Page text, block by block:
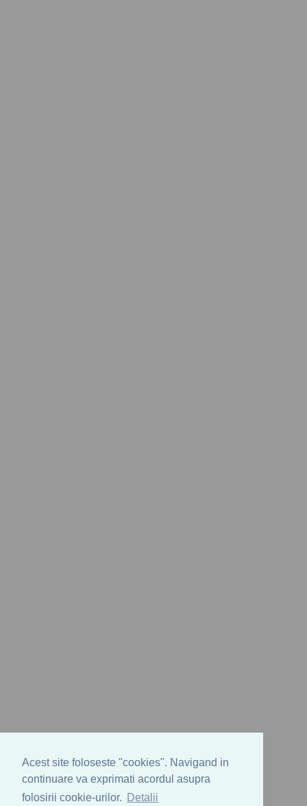
Acest site foloseste "cookies". Navigand in
continuare va exprimati acordul asupra
folosirii cookie-urilor.
Detalii